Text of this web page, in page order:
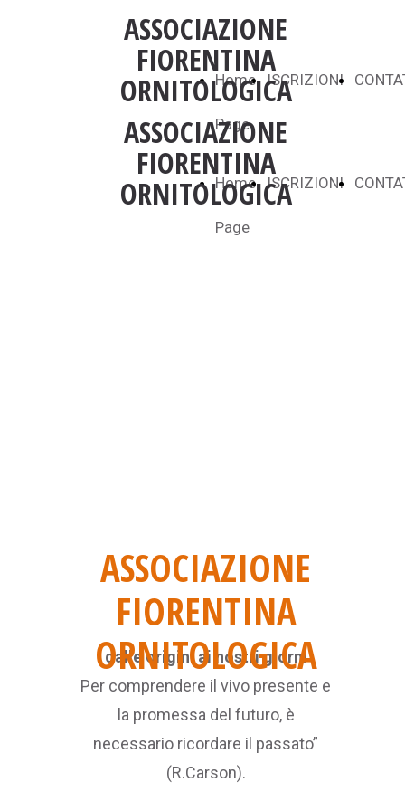
ASSOCIAZIONE
FIORENTINA
ORNITOLOGICA
Home
Page
ISCRIZIONI
ASSOCIAZIONE
FIORENTINA
ORNITOLOGICA
Home
Page
ISCRIZIONI
ASSOCIAZIONE
FIORENTINA
ORNITOLOGICA
dalle origini ai nostri giorni
Per comprendere il vivo presente e
la promessa del futuro, è
necessario ricordare il passato”
(R.Carson).